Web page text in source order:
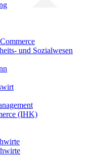
und Sozialwesen
(IHK)